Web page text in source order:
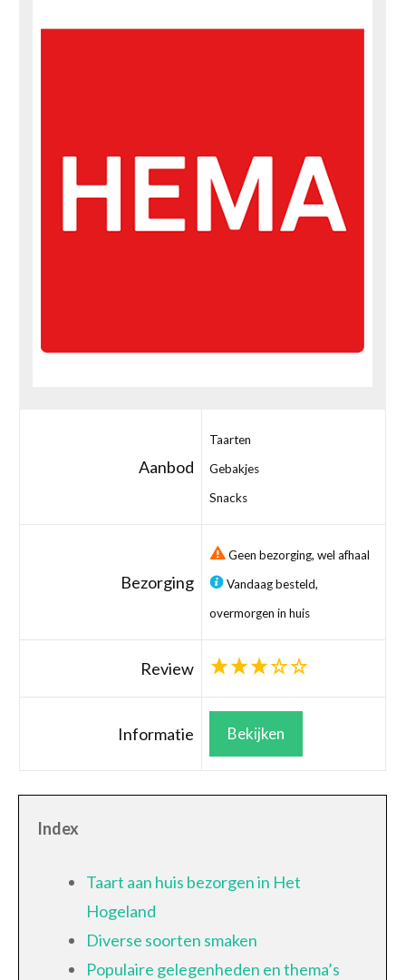
Aanbod
Taarten
Gebakjes
Snacks
Bezorging
Geen bezorging, wel afhaal
Vandaag besteld,
overmorgen in huis
Review
Informatie Bekijken
Index
Taart aan huis bezorgen in Het
Hogeland
Diverse soorten smaken
Populaire gelegenheden en thema’s